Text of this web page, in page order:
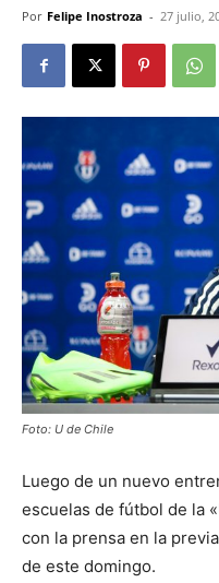
Por Felipe Inostroza - 27 julio,
Foto: U de Chile
Luego de un nuevo
escuelas de fútbol de la
con la prensa en la
de este domingo.